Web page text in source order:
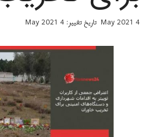
4 May 2021 تاریخ تغییر: 4 May 2021